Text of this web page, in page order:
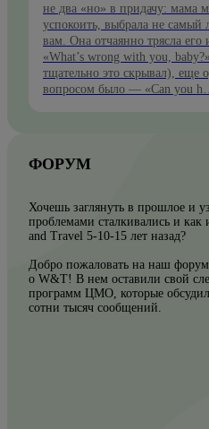
не два «но» в придачу: мама
успокоить, выбрала не
вам. Она отчаянно трясла его
«What’s wrong with you,
тщательно это скрывал), еще
вопросом было — «Can you h…
ФОРУМ
Хочешь заглянуть в прошлое и
проблемами сталкивались и
and Travel 5-10-15 лет назад?
Добро пожаловать на наш
о W&T! В нем оставили свой
программ ЦМО, которые
сотни тысяч сообщений.